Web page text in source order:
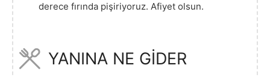
derece fırında pişiriyoruz. Afiyet olsun.
YANINA NE GİDER